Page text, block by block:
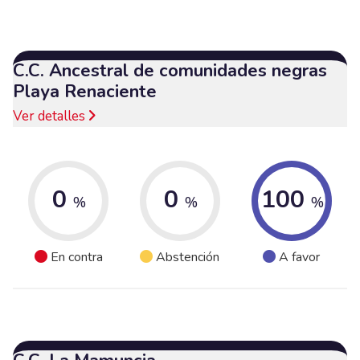
C.C. Ancestral de comunidades negras
Playa Renaciente
Ver detalles
0 %
En contra
0 %
Abstención
100 %
A favor